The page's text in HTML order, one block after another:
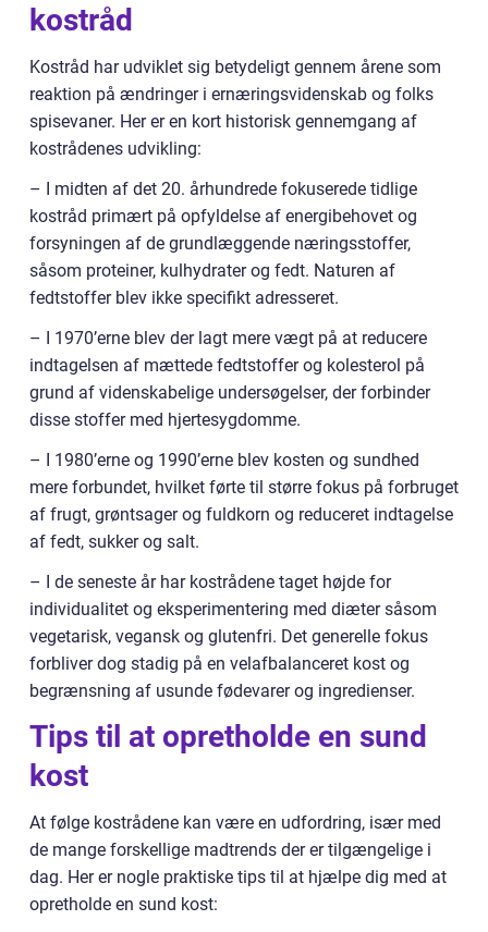
kostråd
Kostråd har udviklet sig betydeligt gennem årene som
reaktion på ændringer i ernæringsvidenskab og folks
spisevaner. Her er en kort historisk gennemgang af
kostrådenes udvikling:
– I midten af det 20. århundrede fokuserede tidlige
kostråd primært på opfyldelse af energibehovet og
forsyningen af de grundlæggende næringsstoffer,
såsom proteiner, kulhydrater og fedt. Naturen af
fedtstoffer blev ikke specifikt adresseret.
– I 1970’erne blev der lagt mere vægt på at reducere
indtagelsen af mættede fedtstoffer og kolesterol på
grund af videnskabelige undersøgelser, der forbinder
disse stoffer med hjertesygdomme.
– I 1980’erne og 1990’erne blev kosten og sundhed
mere forbundet, hvilket førte til større fokus på forbruget
af frugt, grøntsager og fuldkorn og reduceret indtagelse
af fedt, sukker og salt.
– I de seneste år har kostrådene taget højde for
individualitet og eksperimentering med diæter såsom
vegetarisk, vegansk og glutenfri. Det generelle fokus
forbliver dog stadig på en velafbalanceret kost og
begrænsning af usunde fødevarer og ingredienser.
Tips til at opretholde en sund
kost
At følge kostrådene kan være en udfordring, især med
de mange forskellige madtrends der er tilgængelige i
dag. Her er nogle praktiske tips til at hjælpe dig med at
opretholde en sund kost: